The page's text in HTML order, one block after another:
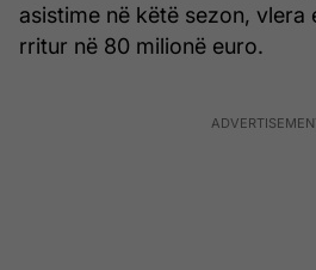
asistime në këtë sezon, vlera
rritur në 80 milionë euro.